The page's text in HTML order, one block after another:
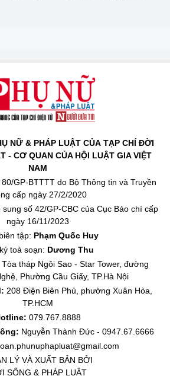
NỮ & PHÁP LUẬT CỦA TẠP CHÍ ĐỜI
- CƠ QUAN CỦA HỘI LUẬT GIA VIỆT
NAM
GP-BTTTT do Bộ Thông tin và Truyền
cấp ngày 27/2/2020
số 42/GP-CBC của Cục Báo chí cấp
ngày 16/11/2023
tập: Phạm Quốc Huy
toà soạn: Dương Thu
tháp Ngôi Sao - Star Tower, đường
Phường Cầu Giấy, TP.Hà Nội
208 Điện Biên Phủ, phường Xuân Hòa,
TP.HCM
079.767.8888
Nguyễn Thành Đức - 0947.67.6666
LÝ VÀ XUẤT BẢN BỞI
SỐNG & PHÁP LUẬT